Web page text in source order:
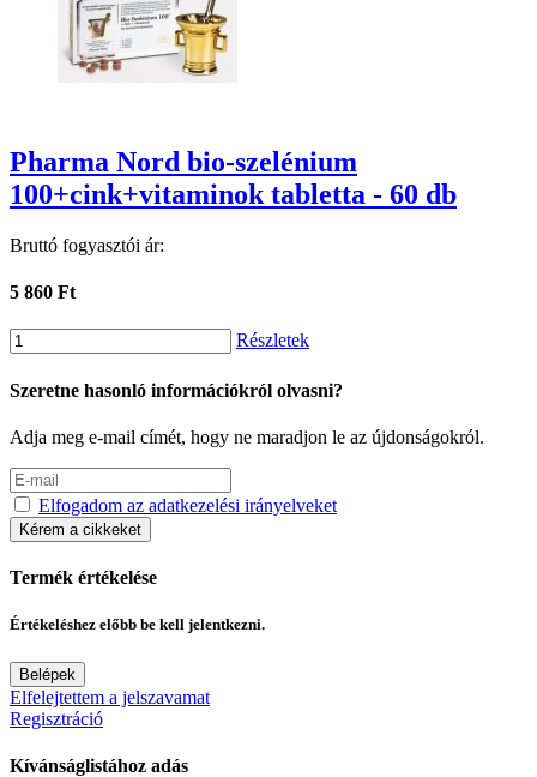
Pharma Nord bio-szelénium
100+cink+vitaminok tabletta - 60 db
Bruttó fogyasztói ár:
5 860 Ft
Részletek
Szeretne hasonló információkról olvasni?
Adja meg e-mail címét, hogy ne maradjon le az újdonságokról.
Elfogadom az adatkezelési irányelveket
Kérem a cikkeket
Termék értékelése
Értékeléshez előbb be kell jelentkezni.
Belépek
Elfelejtettem a jelszavamat
Regisztráció
Kívánságlistához adás